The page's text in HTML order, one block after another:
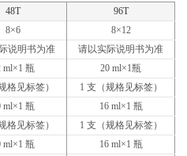
48T
96T
8×6
8×12
说明书为准
请以实际说明书为准
ml×1 瓶
20 ml×1瓶
格见标签）
1 支（规格见标签）
ml×1 瓶
16 ml×1 瓶
格见标签）
1 支（规格见标签）
ml×1 瓶
16 ml×1 瓶